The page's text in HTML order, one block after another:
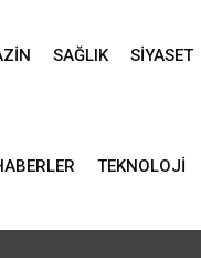
SAĞLIK SIYASET
TEKNOLOJI